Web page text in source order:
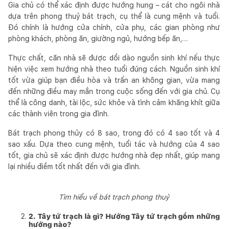
Gia chủ có thể xác định được hướng hung – cát cho ngôi nhà
dựa trên phong thuỷ bát trạch, cụ thể là cung mệnh và tuổi.
Đó chính là hướng cửa chính, cửa phụ, các gian phòng như
phòng khách, phòng ăn, giường ngủ, hướng bếp ăn,…
Thực chất, căn nhà sẽ được dồi dào nguồn sinh khí nếu thực
hiện việc xem hướng nhà theo tuổi đúng cách. Nguồn sinh khí
tốt vừa giúp bạn điều hòa và trấn an không gian, vừa mang
đến những điều may mắn trong cuộc sống đến với gia chủ. Cụ
thể là công danh, tài lộc, sức khỏe và tình cảm khăng khít giữa
các thành viên trong gia đình.
Bát trạch phong thủy có 8 sao, trong đó có 4 sao tốt và 4
sao xấu. Dựa theo cung mệnh, tuổi tác và hướng của 4 sao
tốt, gia chủ sẽ xác định được hướng nhà đẹp nhất, giúp mang
lại nhiều điềm tốt nhất đến với gia đình.
Tìm hiểu về bát trạch phong thuỷ
2. Tây tứ trạch là gì? Hướng Tây tứ trạch gồm những
hướng nào?